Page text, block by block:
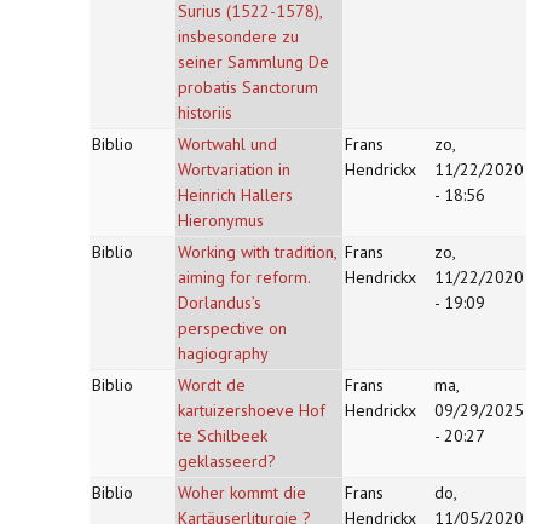
Surius (1522-1578),
insbesondere zu
seiner Sammlung De
probatis Sanctorum
historiis
Biblio
Wortwahl und
Wortvariation in
Heinrich Hallers
Hieronymus
Frans
Hendrickx
zo,
11/22/2020
- 18:56
Biblio
Working with tradition,
aiming for reform.
Dorlandus’s
perspective on
hagiography
Frans
Hendrickx
zo,
11/22/2020
- 19:09
Biblio
Wordt de
kartuizershoeve Hof
te Schilbeek
geklasseerd?
Frans
Hendrickx
ma,
09/29/2025
- 20:27
Biblio
Woher kommt die
Kartäuserliturgie ?
Frans
Hendrickx
do,
11/05/2020